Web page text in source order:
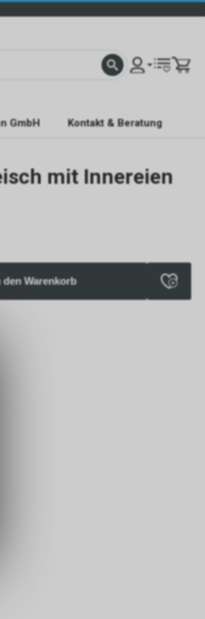
GmbH Kontakt & Beratung
mit Innereien
den Warenkorb